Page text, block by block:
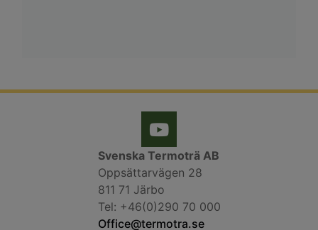
Svenska Termoträ AB
Oppsättarvägen 28
811 71 Järbo
Tel: +46(0)290 70 000
Office@termotra.se